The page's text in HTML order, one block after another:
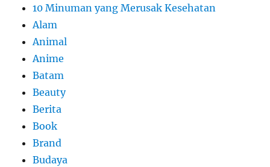
10 Minuman yang Merusak Kesehatan
Alam
Animal
Anime
Batam
Beauty
Berita
Book
Brand
Budaya